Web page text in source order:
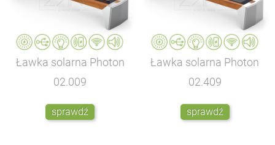
Ławka solarna Photon
02.009
sprawdź
Ławka solarna Photon
02.409
sprawdź